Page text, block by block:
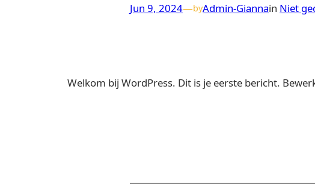
Jun 9, 2024—byAdmin-Giannain Niet
Welkom bij WordPress. Dit is je eerste bericht.